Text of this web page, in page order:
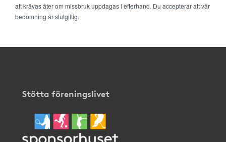
att krävas åter om missbruk uppdagas i efterhand. Du accepterar att vår
bedömning är slutgiltig.
Stötta föreningslivet